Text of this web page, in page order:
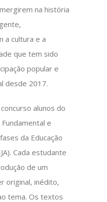
na história
a cultura e a
que tem sido
popular e
desde 2017.
alunos do
Fundamental e
da Educação
Cada estudante
de um
original, inédito,
tema. Os textos